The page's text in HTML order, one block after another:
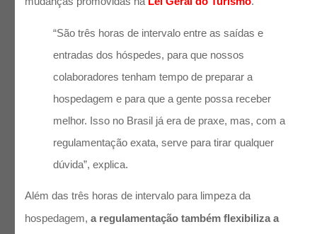
“São três horas de intervalo entre as saídas e
entradas dos hóspedes, para que nossos
colaboradores tenham tempo de preparar a
hospedagem e para que a gente possa receber
melhor. Isso no Brasil já era de praxe, mas, com a
regulamentação exata, serve para tirar qualquer
dúvida”, explica.
Além das três horas de intervalo para limpeza da
hospedagem,a regulamentação também flexibiliza a